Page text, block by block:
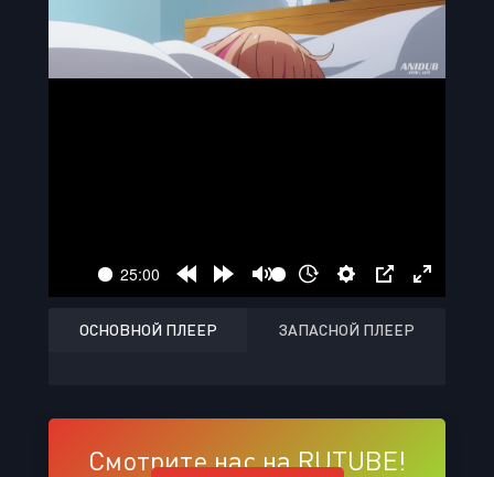
ОСНОВНОЙ ПЛЕЕР ЗАПАСНОЙ ПЛЕЕР
Смотрите нас на RUTUBE!